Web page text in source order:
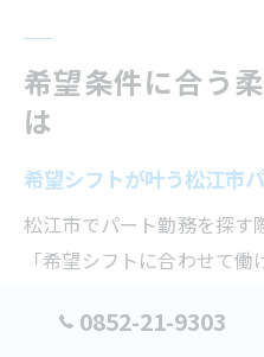
希望条件に合う
は
希望シフトが叶う松江市
松江市でパート勤務を探す
「希望シフトに合わせて働
育児、介護など家庭の事
けるには、まず求人情報
0852-21-9303